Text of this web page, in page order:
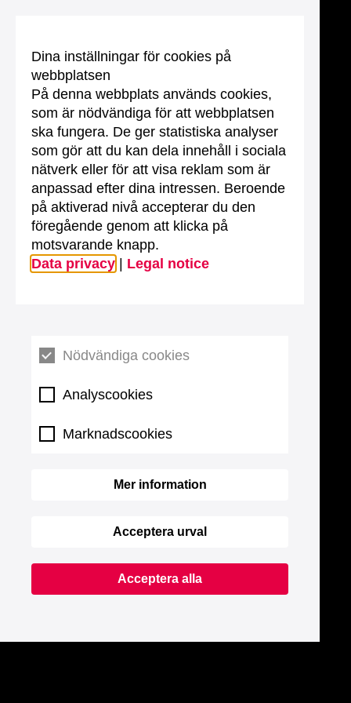
Dina inställningar för cookies på
webbplatsen
På denna webbplats används cookies,
som är nödvändiga för att webbplatsen
ska fungera. De ger statistiska analyser
som gör att du kan dela innehåll i sociala
nätverk eller för att visa reklam som är
anpassad efter dina intressen. Beroende
på aktiverad nivå accepterar du den
föregående genom att klicka på
motsvarande knapp.
Data privacy
Legal notice
Nödvändiga cookies
Analyscookies
Marknadscookies
Mer information
Acceptera urval
Acceptera alla